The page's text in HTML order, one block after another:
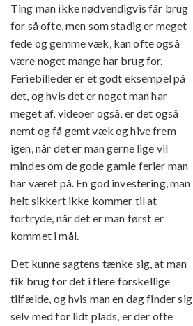
Ting man ikke nødvendigvis får brug
for så ofte, men som stadig er meget
fede og gemme væk, kan ofte også
være noget mange har brug for.
Feriebilleder er et godt eksempel på
det, og hvis det er noget man har
meget af, videoer også, er det også
nemt og få gemt væk og hive frem
igen, når det er man gerne lige vil
mindes om de gode gamle ferier man
har været på. En god investering, man
helt sikkert ikke kommer til at
fortryde, når det er man først er
kommet i mål.
Det kunne sagtens tænke sig, at man
fik brug for det i flere forskellige
tilfælde, og hvis man en dag finder sig
selv med for lidt plads, er der ofte